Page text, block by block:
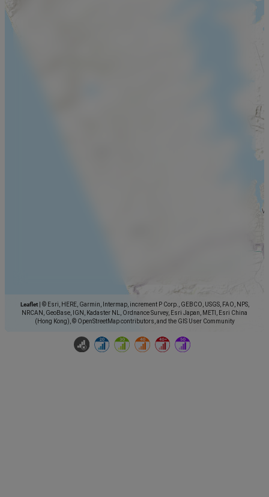
Leaflet
© Esri, HERE, Garmin, Intermap, increment P Corp., GEBCO, USGS, FAO, NPS,
NRCAN, GeoBase, IGN, Kadaster NL, Ordnance Survey, Esri Japan, METI, Esri China
(Hong Kong), © OpenStreetMap contributors, and the GIS User Community